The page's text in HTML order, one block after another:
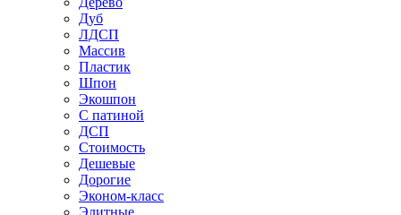
Дуб
ЛДСП
Массив
Пластик
Шпон
Экошпон
С патиной
ДСП
Стоимость
Дешевые
Дорогие
Эконом-класс
Элитные